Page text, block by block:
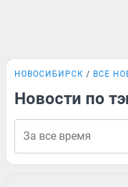
НОВОСИБИРСК ВСЕ
Новости по